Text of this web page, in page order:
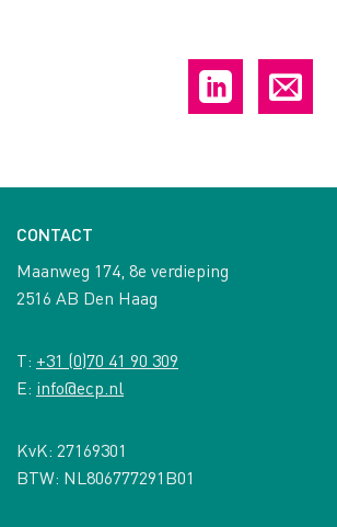
CONTACT
Maanweg 174, 8e verdieping
2516 AB Den Haag
T: +31 (0)70 41 90 309
E: info@ecp.nl
KvK: 27169301
BTW: NL806777291B01